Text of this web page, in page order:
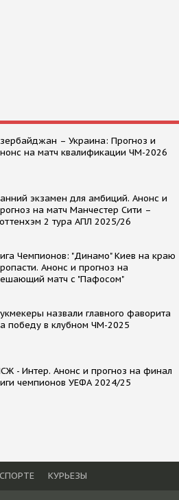
– Украина: Прогноз и
на матч квалификации ЧМ-2026
экзамен для амбиций. Анонс и
на матч Манчестер Сити –
2 тура АПЛ 2025/26
Чемпионов: "Динамо" Киев на краю
Анонс и прогноз на
матч с "Пафосом"
назвали главного фаворита
победу в клубном ЧМ-2025
- Интер. Анонс и прогноз на финал
чемпионов УЕФА 2024/25
КУРЬЕЗЫ